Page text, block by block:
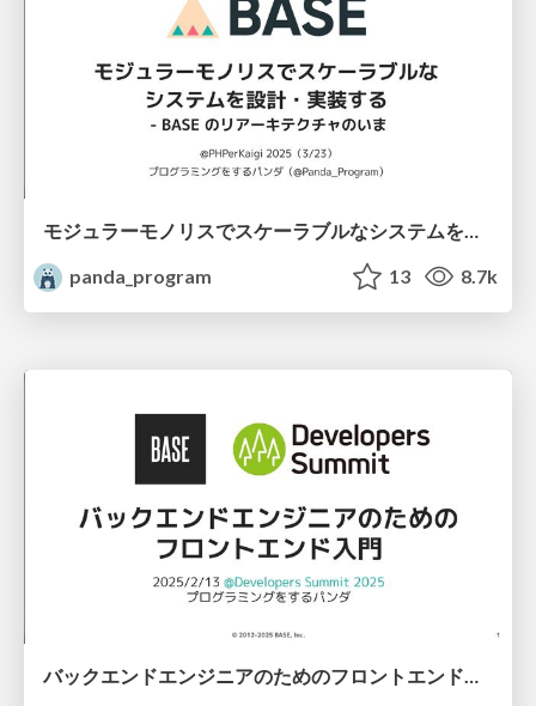
モジュラーモノリスでスケーラブルなシステムを作る - BASE のリアーキテクチャのいま
panda_program
13 8.7k
バックエンドエンジニアのためのフロントエンド入門 #devsumiC